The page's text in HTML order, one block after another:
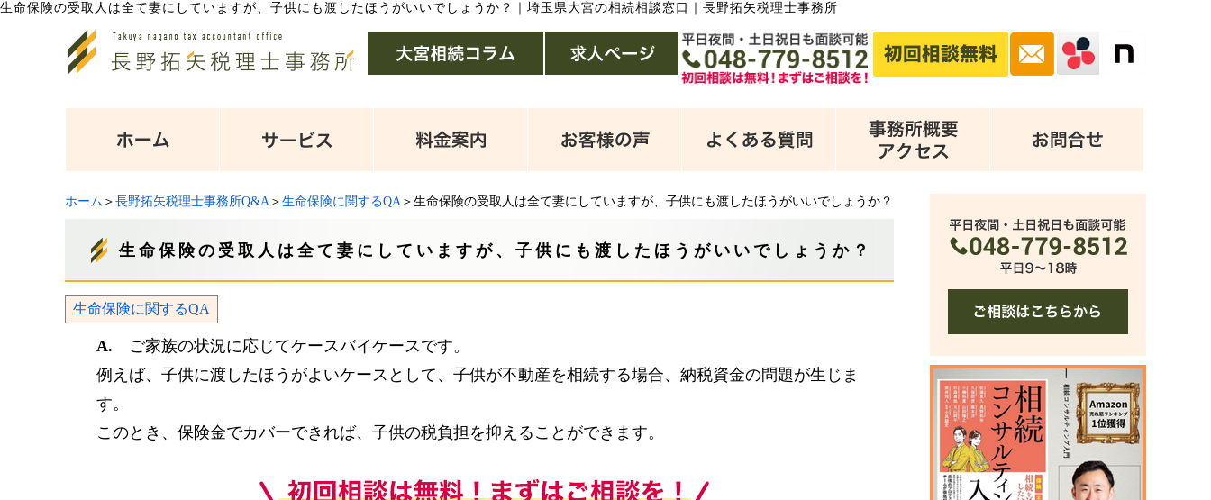
生命保険の受取人は全て妻にしていますが、子供にも渡したほうがいいでしょうか？ 埼玉県大宮の相続相談窓口｜長野拓矢税理士事務所
ホーム ＞ 長野拓矢税理士事務所Q&A ＞ 生命保険に関するQA ＞生命保険の受取人は全て妻にしていますが、子供にも渡したほうがいいでしょうか？
生命保険の受取人は全て妻にしていますが、子供にも渡したほうがいいでしょうか？
生命保険に関するQA
A. ご家族の状況に応じてケースバイケースです。
例えば、子供に渡したほうがよいケースとして、子供が不動産を相続する場合、納税資金の問題が生じま
す。
このとき、保険金でカバーできれば、子供の税負担を抑えることができます。